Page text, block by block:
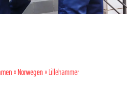
»Norwegen» Lillehammer